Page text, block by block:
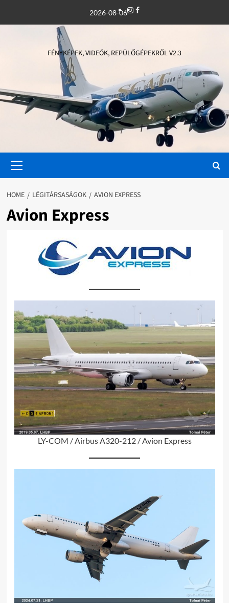
2026-08-06Instagram
Facebook
FÉNYKÉPEK, VIDEÓK, REPÜLŐGÉPEKRŐL V2.3
Menu
HOME LÉGITÁRSASÁGOK AVION EXPRESS
Avion Express
LY-COM / Airbus A320-212 / Avion Express